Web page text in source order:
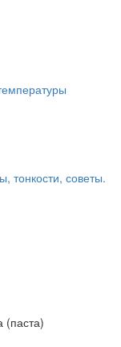
тонкости, советы.
(паста)